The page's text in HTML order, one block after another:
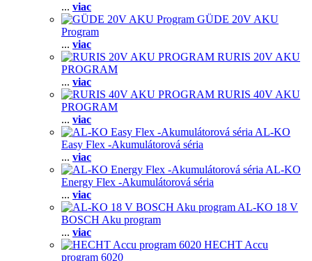
... viac
GÜDE 20V AKU
Program
... viac
RURIS 20V AKU
PROGRAM
... viac
RURIS 40V AKU
PROGRAM
... viac
AL-KO
Easy Flex -Akumulátorová séria
... viac
AL-KO
Energy Flex -Akumulátorová séria
... viac
AL-KO 18 V
BOSCH Aku program
... viac
HECHT Accu
program 6020